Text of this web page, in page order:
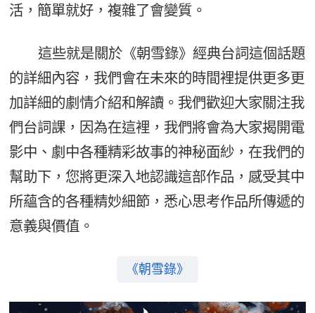
活，簡單就好，複雜了會變質。
這些就是關於《朝雪錄》經典台詞這個話題
的詳細內容，我們會在未來的時間裡提供更多更
加詳細的劇情介紹和解讀。我們歡迎大家關注我
們台詞課，因為在這裡，我們將會為大家揭開電
影中、劇中各種精彩故事的神秘面紗，在我們的
幫助下，您將更深入地認識這部作品，感受其中
所蘊含的各種精妙細節，悉心思考作品所傳遞的
意義與價值。
《朝雪錄》